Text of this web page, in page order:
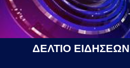
ΔΕΛΤΙΟ ΕΙΔΗΣΕΩΝ